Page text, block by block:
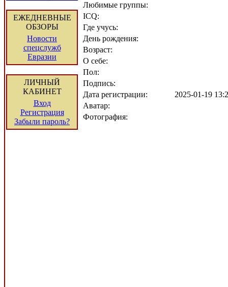
ЕЖЕДНЕВНЫЕ
ОБЗОРЫ
Новости
спецслужб
Евразии
ЛИЧНЫЙ
КАБИНЕТ
Вход
Регистрация
Забыли пароль?
Любимые группы:
ICQ:
Где учусь:
День рождения:
Возраст:
О себе:
Пол:
Подпись:
Дата регистрации:
2025-01-19
Аватар:
Фотография: